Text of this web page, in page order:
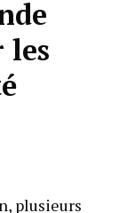
les
plusieurs